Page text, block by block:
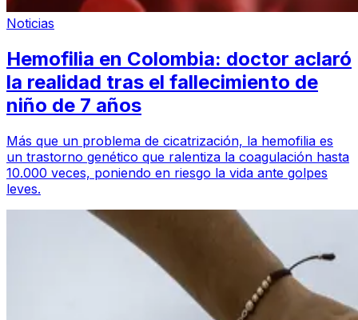
Noticias
Hemofilia en Colombia: doctor aclaró
la realidad tras el fallecimiento de
niño de 7 años
Más que un problema de cicatrización, la hemofilia es
un trastorno genético que ralentiza la coagulación hasta
10.000 veces, poniendo en riesgo la vida ante golpes
leves.